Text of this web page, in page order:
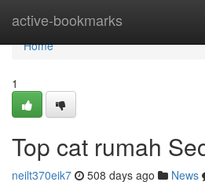
active-bookmarks
Home
Home
1
Top cat rumah
neilt370eik7 508 days ago News